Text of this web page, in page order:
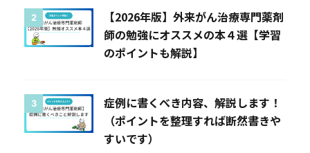
2
【2026年版】外来がん治療専門薬剤
師の勉強にオススメの本４選【学習
のポイントも解説】
3
症例に書くべき内容、解説します！
（ポイントを整理すれば断然書きや
すいです）